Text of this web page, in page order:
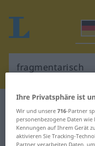
Deutsch-Polnisch
Deutsch-
Ihre Privatsphäre ist
Wir und unsere716-Partner
personenbezogene Daten
Kennungen auf Ihrem Gerät
aktivieren Sie Tracking-
Partner verarbeiten Daten,